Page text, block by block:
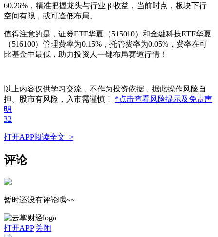
60.26%，精准把握龙头与行业 β 收益，当前时点，板块下行
空间有限，或可逢低布局。
值得注意的是，证券ETF华夏（515010）和金融科技ETF华夏
（516100）管理费率为0.15%，托管费率为0.05%，费率在可
比基金中最低，助力投资人一键布局赛道行情！
以上内容仅供学习交流，不作为投资依据，据此操作风险自
担。股市有风险，入市需谨慎！ *点击查看风险提示及免责声
明
32
打开APP阅读全文 >
评论
暂时还没有评论哦~~
打开APP 关闭